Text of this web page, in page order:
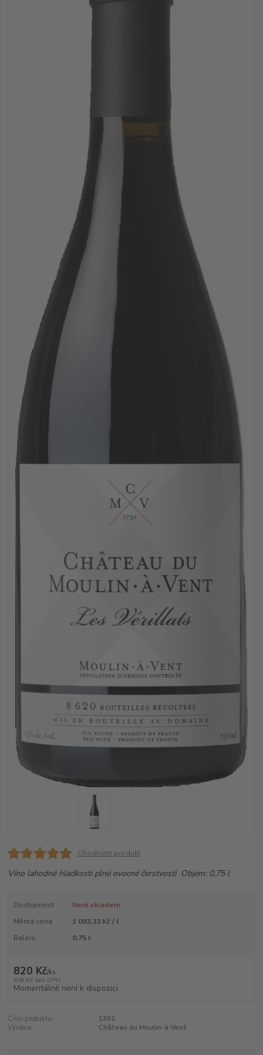
Ohodnotit produkt
Víno lahodné hladkosti plné ovocné čerstvosti Objem: 0,75 l
Dostupnost
Není skladem
Měrná cena
1 093,33 Kč / l
Balení
0.75 l
820 Kč/ks
678 Kč bez DPH
Momentálně není k dispozici
Číslo produktu:
1302
Výrobce:
Château du Moulin-à-Vent